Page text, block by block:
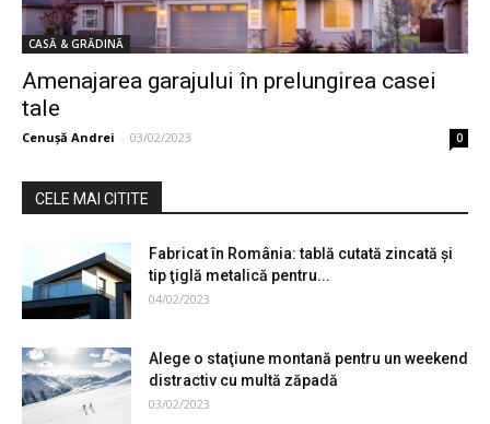
CASĂ & GRĂDINĂ
Amenajarea garajului în prelungirea casei
tale
Cenuşă Andrei - 03/02/2023 0
CELE MAI CITITE
Fabricat în România: tablă cutată zincată şi
tip ţiglă metalică pentru...
04/02/2023
Alege o staţiune montană pentru un weekend
distractiv cu multă zăpadă
03/02/2023